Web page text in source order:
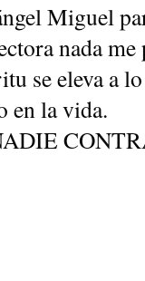
Miguel
nada
se eleva a
la vida.